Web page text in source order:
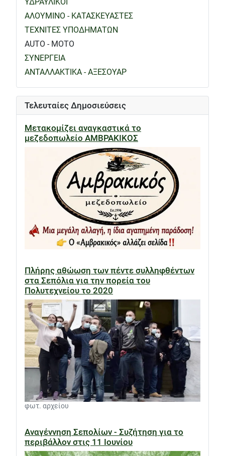
ΑΛΟΥΜΙΝΟ - ΚΑΤΑΣΚΕΥΑΣΤΕΣ
ΤΕΧΝΙΤΕΣ ΥΠΟΔΗΜΑΤΩΝ
AUTO - MOTO
ΣΥΝΕΡΓΕΙΑ
ΑΝΤΑΛΛΑΚΤΙΚΑ - ΑΞΕΣΟΥΑΡ
Τελευταίες Δημοσιεύσεις
Μετακομίζει αναγκαστικά το
μεζεδοπωλείο ΑΜΒΡΑΚΙΚΟΣ
Πλήρης αθώωση των πέντε συλληφθέντων
στα Σεπόλια για την πορεία του
Πολυτεχνείου το 2020
φωτ. αρχείου
Αναγέννηση Σεπολίων - Συζήτηση για το
περιβάλλον στις 11 Ιουνίου